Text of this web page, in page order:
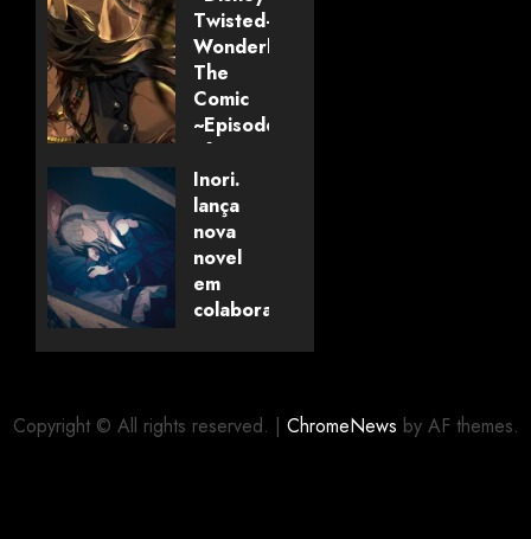
Twisted-
Wonderland:
The
Comic
~Episode
of
Savanaclaw~”
anunciado
pela
Universo
dos
Livros
Inori.
lança
nova
novel
em
colaboração
Copyright © All rights reserved. | ChromeNews by AF themes.